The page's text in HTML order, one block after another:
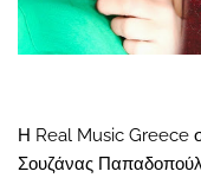
Η Real Music Greece
Σουζάνας